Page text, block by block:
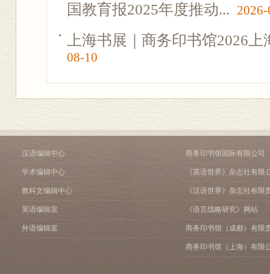
国教育报2025年度推动...
上海书展｜商务印书馆2026
08-10
汉语编辑中心
学术编辑中心
教科文编辑中心
英语编辑室
外语编辑室
商务印书馆国际有限公司
《英语世界》杂志社有限
《汉语世界》杂志社有限
《语言战略研究》网站
商务印书馆（成都）有限
商务印书馆（上海）有限